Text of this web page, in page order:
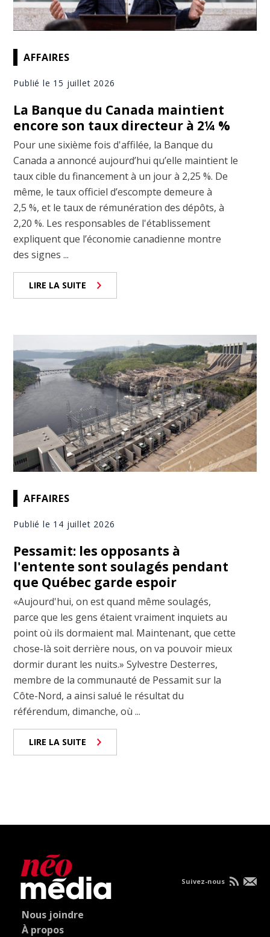
AFFAIRES
Publié le 15 juillet 2026
La Banque du Canada maintient
encore son taux directeur à 2¼ %
Pour une sixième fois d'affilée, la Banque du
Canada a annoncé aujourd’hui qu’elle maintient le
taux cible du financement à un jour à 2,25 %. De
même, le taux officiel d’escompte demeure à
2,5 %, et le taux de rémunération des dépôts, à
2,20 %. Les responsables de l'établissement
expliquent que l’économie canadienne montre
des signes ...
LIRE LA SUITE
AFFAIRES
Publié le 14 juillet 2026
Pessamit: les opposants à
l'entente sont soulagés pendant
que Québec garde espoir
«Aujourd'hui, on est quand même soulagés,
parce que les gens étaient vraiment inquiets au
point où ils dormaient mal. Maintenant, que cette
chose-là soit derrière nous, on va pouvoir mieux
dormir durant les nuits.» Sylvestre Desterres,
membre de la communauté de Pessamit sur la
Côte-Nord, a ainsi salué le résultat du
référendum, dimanche, où ...
LIRE LA SUITE
Nous joindre
À propos
Suivez-nous